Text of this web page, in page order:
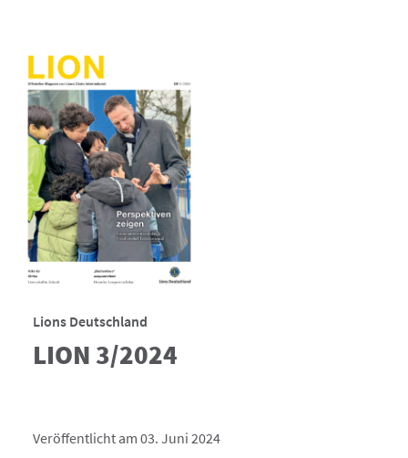
Lions Deutschland
LION 3/2024
Veröffentlicht am 03. Juni 2024